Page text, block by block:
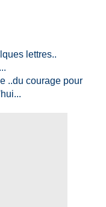
lettres..
..du courage pour